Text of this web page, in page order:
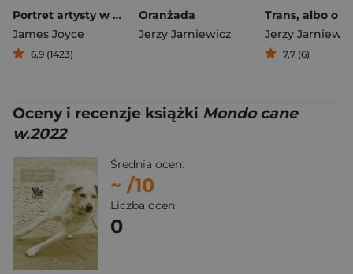
Portret artysty w wieku młodzieńczym
James Joyce
6,9 (1423)
Oranżada
Jerzy Jarniewicz
Jerzy
7,7 (6)
Oceny i recenzje książki Mondo cane
w.2022
Średnia ocen:
~ /10
Liczba ocen:
0